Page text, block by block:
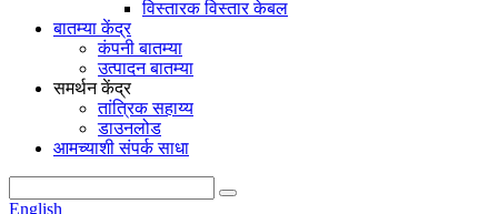
विस्तारक विस्तार केबल
बातम्या केंद्र
कंपनी बातम्या
उत्पादन बातम्या
समर्थन केंद्र
तांत्रिक सहाय्य
डाउनलोड
आमच्याशी संपर्क साधा
English